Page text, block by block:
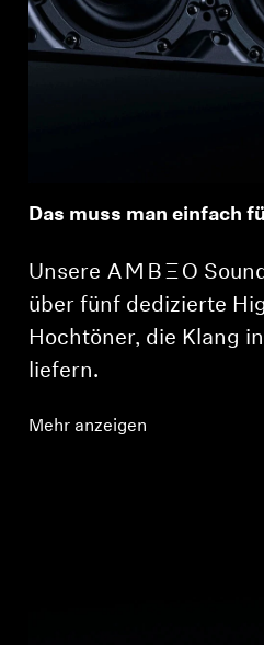
Das muss man einfach
Unsere -AMBEO-
über fünf dedizierte
Hochtöner, die Klang
liefern.
Mehr anzeigen